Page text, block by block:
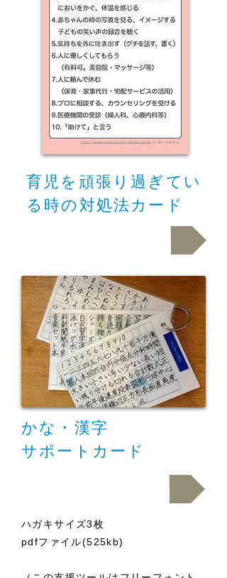
育児を頑張り過ぎてい
る時の対処法カード
かな・漢字
サポートカード
ハガキサイズ3枚
pdfファイル(525kb)